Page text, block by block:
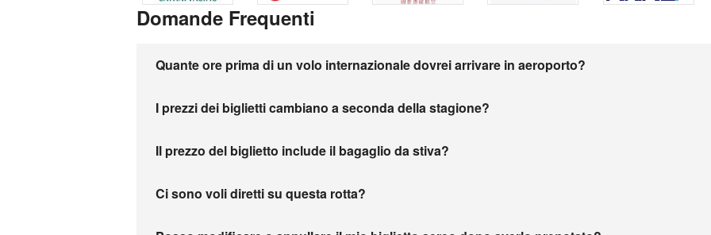
Domande Frequenti
Quante ore prima di un volo internazionale dovrei arrivare in aeroporto?
I prezzi dei biglietti cambiano a seconda della stagione?
Il prezzo del biglietto include il bagaglio da stiva?
Ci sono voli diretti su questa rotta?